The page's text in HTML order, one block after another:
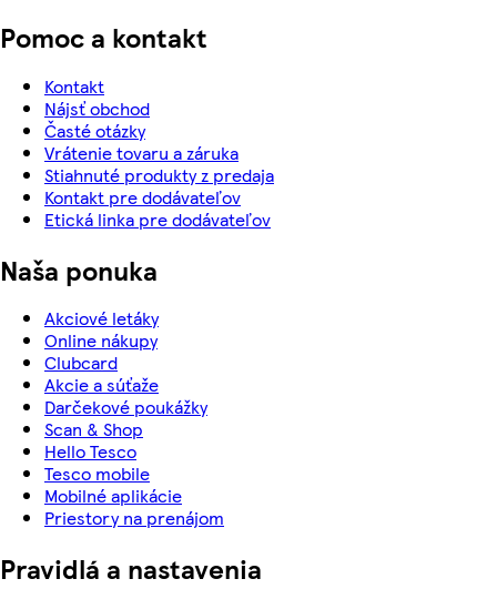
Pomoc a kontakt
Kontakt
Nájsť obchod
Časté otázky
Vrátenie tovaru a záruka
Stiahnuté produkty z predaja
Kontakt pre dodávateľov
Etická linka pre dodávateľov
Naša ponuka
Akciové letáky
Online nákupy
Clubcard
Akcie a súťaže
Darčekové poukážky
Scan & Shop
Hello Tesco
Tesco mobile
Mobilné aplikácie
Priestory na prenájom
Pravidlá a nastavenia